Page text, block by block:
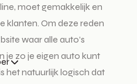
moet gemakkelijk en
klanten. Om deze reden
waar alle auto’s
je zo je eigen auto kunt
het natuurlijk logisch dat